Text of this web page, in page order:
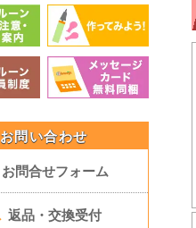
お問い合わせ
お問合せフォーム
返品・交換受付